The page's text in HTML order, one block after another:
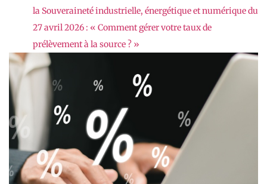
la Souveraineté industrielle, énergétique et numérique du
27 avril 2026 : « Comment gérer votre taux de
prélèvement à la source ? »